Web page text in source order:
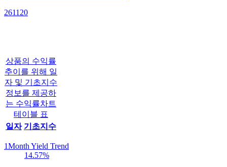
261120
상품의 수익률
추이를 위해 일
자 및 기초지수
정보를 제공하
는 수익률차트
테이블 표
일자 기초지수
1Month Yield Trend
14.57%